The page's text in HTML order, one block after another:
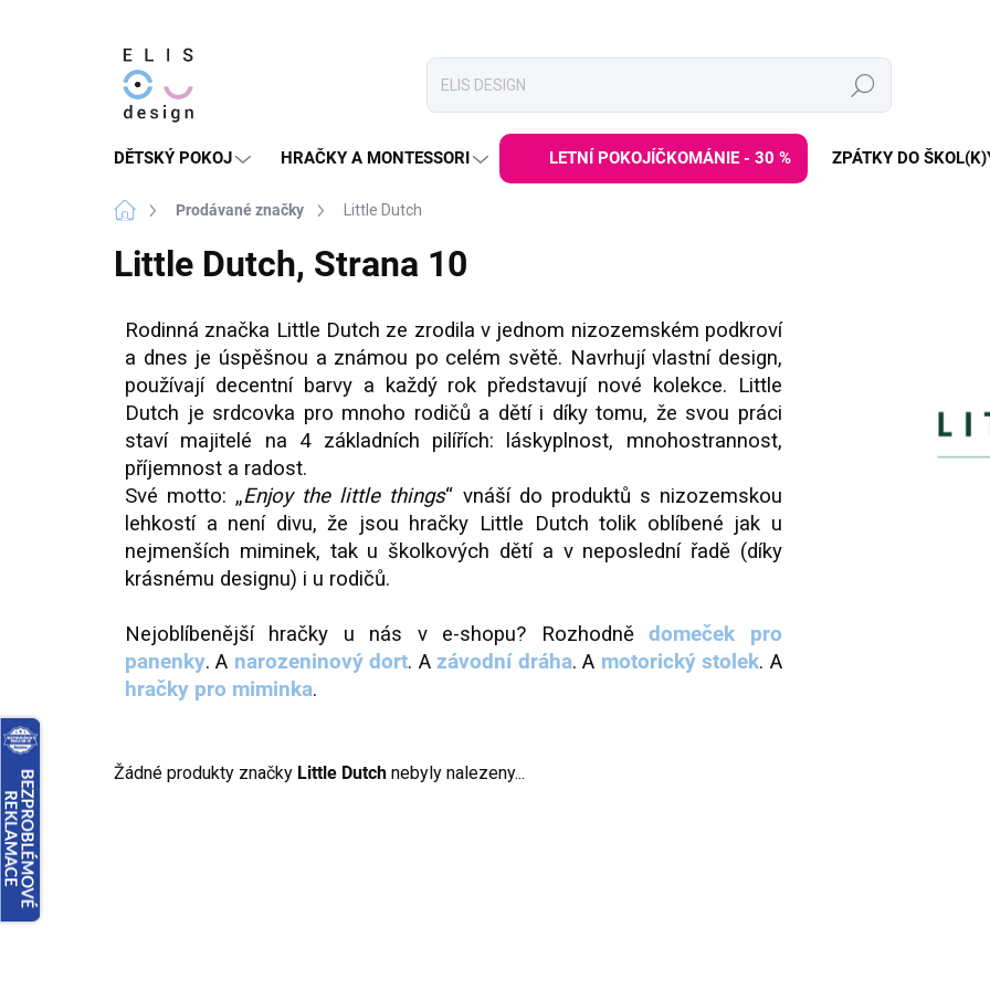
Hledat
DĚTSKÝ POKOJ HRAČKY A MONTESSORI LETNÍ POKOJÍČKOMÁNIE - 30 % ZPÁTKY DO
Domů Prodávané značky Little Dutch
Little Dutch, Strana 10
Rodinná značka Little Dutch ze zrodila v jednom nizozemském podkroví
a dnes je úspěšnou a známou po celém světě. Navrhují vlastní design,
používají decentní barvy a každý rok představují nové kolekce. Little
Dutch je srdcovka pro mnoho rodičů a dětí i díky tomu, že svou práci
staví majitelé na 4 základních pilířích: láskyplnost, mnohostrannost,
příjemnost a radost.
Své motto: „Enjoy the little things“ vnáší do produktů s nizozemskou
lehkostí a není divu, že jsou hračky Little Dutch tolik oblíbené jak u
nejmenších miminek, tak u školkových dětí a v neposlední řadě (díky
krásnému designu) i u rodičů.
Nejoblíbenější hračky u nás v e-shopu? Rozhodnědomeček pro
panenky. A narozeninový dort. Azávodní dráha. A motorický stolek. A
hračky pro miminka.
Žádné produkty značky Little Dutch nebyly nalezeny...